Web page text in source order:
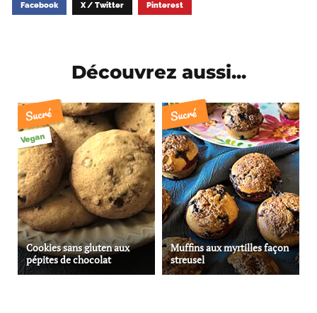
Facebook X / Twitter Pinterest
Découvrez aussi...
Sucré
Vegan
Cookies sans gluten aux
pépites de chocolat
Sucré
Muffins aux myrtilles façon
streusel